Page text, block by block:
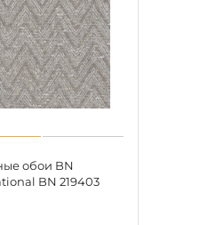
обои BN
BN 219403